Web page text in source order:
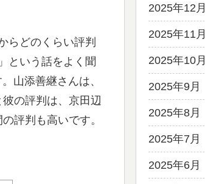
らどのくらい評判
という話をよく聞
山添善継さんは、
の評判は、京田辺
評判も高いです。
2025年12月
2025年11月
2025年10月
2025年9月
2025年8月
2025年7月
2025年6月